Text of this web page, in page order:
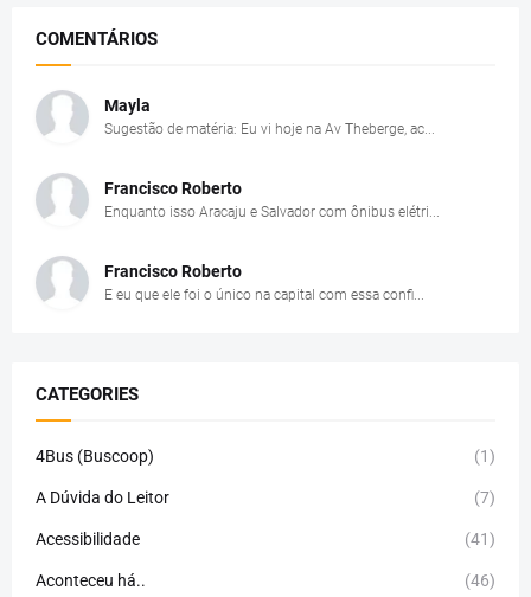
COMENTÁRIOS
Mayla
Sugestão de matéria: Eu vi hoje na Av Theberge, ac...
Francisco Roberto
Enquanto isso Aracaju e Salvador com ônibus elétri...
Francisco Roberto
E eu que ele foi o único na capital com essa confi...
CATEGORIES
4Bus (Buscoop) (1)
A Dúvida do Leitor (7)
Acessibilidade (41)
Aconteceu há.. (46)